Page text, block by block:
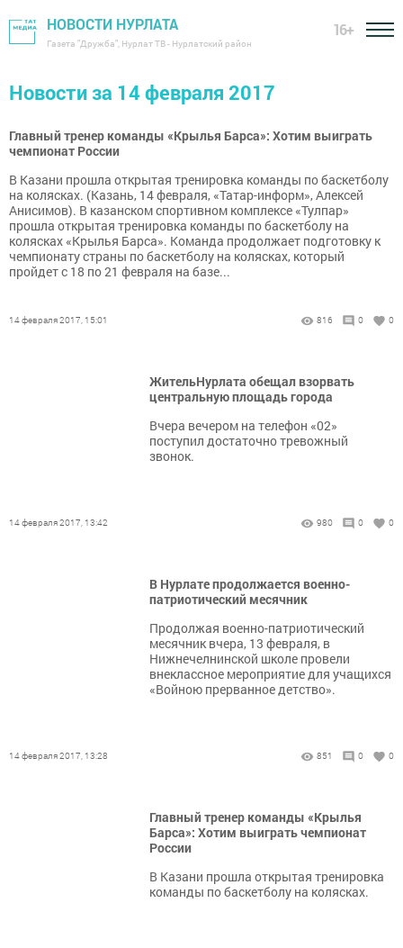
НОВОСТИ НУРЛАТА
Газета "Дружба", Нурлат ТВ - Нурлатский район
16+
Новости за 14 февраля 2017
Главный тренер команды «Крылья Барса»: Хотим выиграть
чемпионат России
В Казани прошла открытая тренировка команды по баскетболу
на колясках. (Казань, 14 февраля, «Татар-информ», Алексей
Анисимов). В казанском спортивном комплексе «Тулпар»
прошла открытая тренировка команды по баскетболу на
колясках «Крылья Барса». Команда продолжает подготовку к
чемпионату страны по баскетболу на колясках, который
пройдет с 18 по 21 февраля на базе...
14 февраля 2017, 15:01 816 0 0
ЖительНурлата обещал взорвать
центральную площадь города
Вчера вечером на телефон «02»
поступил достаточно тревожный
звонок.
14 февраля 2017, 13:42 980 0 0
В Нурлате продолжается военно-
патриотический месячник
Продолжая военно-патриотический
месячник вчера, 13 февраля, в
Нижнечелнинской школе провели
внеклассное мероприятие для учащихся
«Войною прерванное детство».
14 февраля 2017, 13:28 851 0 0
Главный тренер команды «Крылья
Барса»: Хотим выиграть чемпионат
России
В Казани прошла открытая тренировка
команды по баскетболу на колясках.